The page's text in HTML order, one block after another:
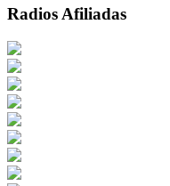
Radios Afiliadas